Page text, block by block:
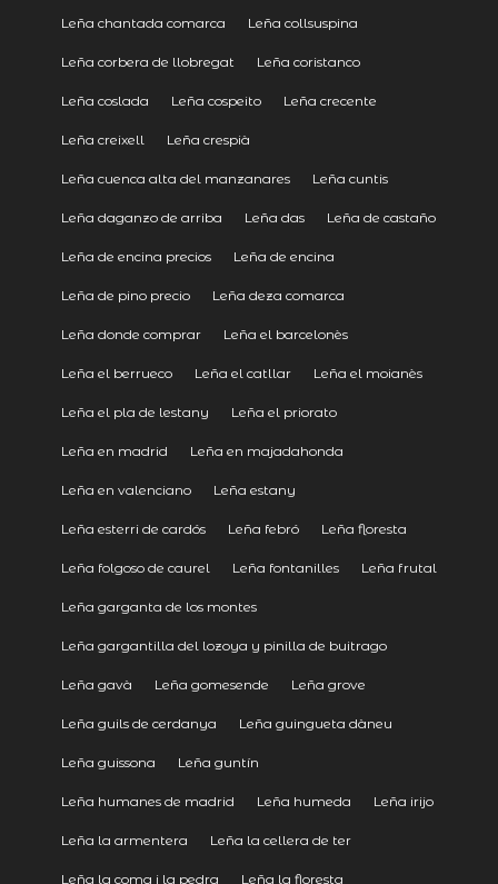
Leña chantada comarca Leña collsuspina
Leña corbera de llobregat Leña coristanco
Leña coslada Leña cospeito Leña crecente
Leña creixell Leña crespià
Leña cuenca alta del manzanares Leña cuntis
Leña daganzo de arriba Leña das Leña de castaño
Leña de encina precios Leña de encina
Leña de pino precio Leña deza comarca
Leña donde comprar Leña el barcelonès
Leña el berrueco Leña el catllar Leña el moianès
Leña el pla de lestany Leña el priorato
Leña en madrid Leña en majadahonda
Leña en valenciano Leña estany
Leña esterri de cardós Leña febró Leña floresta
Leña folgoso de caurel Leña fontanilles Leña frutal
Leña garganta de los montes
Leña gargantilla del lozoya y pinilla de buitrago
Leña gavà Leña gomesende Leña grove
Leña guils de cerdanya Leña guingueta dàneu
Leña guissona Leña guntín
Leña humanes de madrid Leña humeda Leña irijo
Leña la armentera Leña la cellera de ter
Leña la coma i la pedra Leña la floresta